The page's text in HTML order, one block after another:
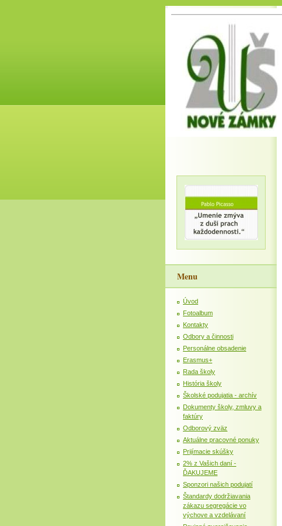
Menu
Úvod
Fotoalbum
Kontakty
Odbory a činnosti
Personálne obsadenie
Erasmus+
Rada školy
História školy
Školské podujatia - archív
Dokumenty školy, zmluvy a
faktúry
Odborový zväz
Aktuálne pracovné ponuky
Prijímacie skúšky
2% z Vašich daní -
ĎAKUJEME
Sponzori našich podujatí
Štandardy dodržiavania
zákazu segregácie vo
výchove a vzdelávaní